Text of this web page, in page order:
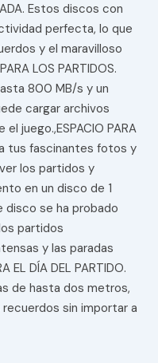
Estos discos con
perfecta, lo que
y el maravilloso
LOS PARTIDOS.
800 MB/s y un
cargar archivos
juego.,ESPACIO PARA
tus fascinantes fotos y
los partidos y
en un disco de 1
disco se ha probado
partidos
y las paradas
EL DÍA DEL PARTIDO.
de hasta dos metros,
sin importar a